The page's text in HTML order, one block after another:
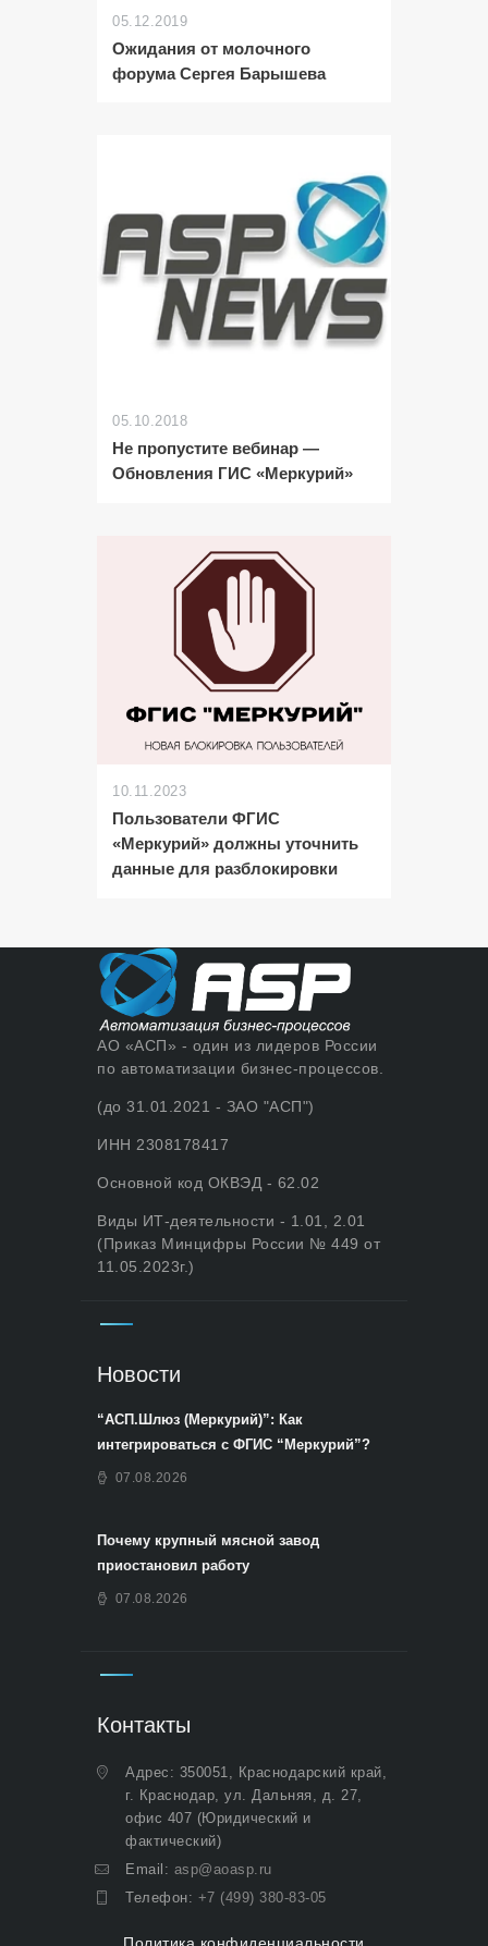
05.12.2019
Ожидания от молочного
форума Сергея Барышева
05.10.2018
Не пропустите вебинар —
Обновления ГИС «Меркурий»
10.11.2023
Пользователи ФГИС
«Меркурий» должны уточнить
данные для разблокировки
АО «АСП» - один из лидеров России
по автоматизации бизнес-процессов.
(до 31.01.2021 - ЗАО "АСП")
ИНН 2308178417
Основной код ОКВЭД - 62.02
Виды ИТ-деятельности - 1.01, 2.01
(Приказ Минцифры России № 449 от
11.05.2023г.)
Новости
“АСП.Шлюз (Меркурий)”: Как
интегрироваться с ФГИС “Меркурий”?
07.08.2026
Почему крупный мясной завод
приостановил работу
07.08.2026
Контакты
Адрес: 350051, Краснодарский край,
г. Краснодар, ул. Дальняя, д. 27,
офис 407 (Юридический и
фактический)
Email: asp@aoasp.ru
Телефон: +7 (499) 380-83-05